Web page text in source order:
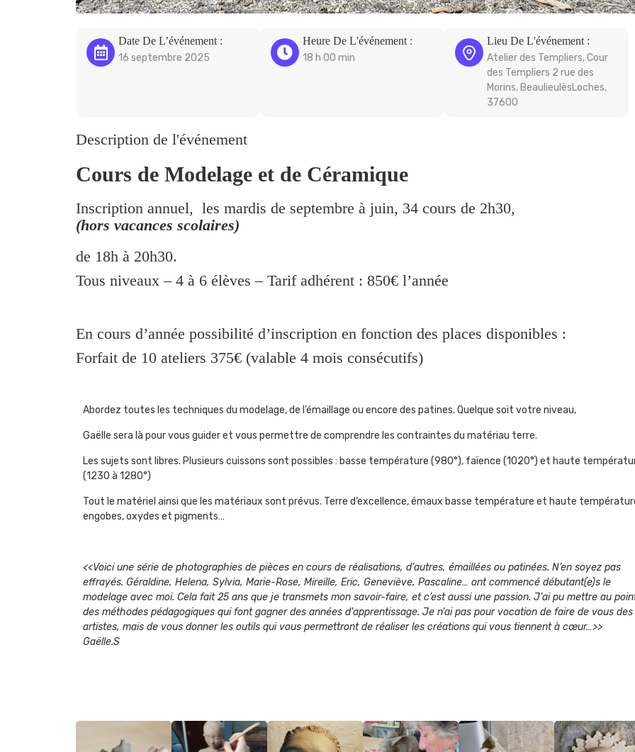
Date De L’événement :
16 septembre 2025
Heure De L'événement :
18 h 00 min
Lieu De L'événement :
Atelier des Templiers, Cour
des Templiers 2 rue des
Morins, BeaulieulèsLoches,
37600
Description de l'événement
Cours de Modelage et de Céramique
Inscription annuel, les mardis de septembre à juin, 34 cours de 2h30,
(hors vacances scolaires)
de 18h à 20h30.
Tous niveaux – 4 à 6 élèves – Tarif adhérent : 850€ l’année
En cours d’année possibilité d’inscription en fonction des places disponibles :
Forfait de 10 ateliers 375€ (valable 4 mois consécutifs)
Abordez toutes les techniques du modelage, de l’émaillage ou encore des patines. Quelque soit votre niveau,
Gaëlle sera là pour vous guider et vous permettre de comprendre les contraintes du matériau terre.
Les sujets sont libres. Plusieurs cuissons sont possibles : basse température (980°), faïence (1020°) et haute
(1230 à 1280°)
Tout le matériel ainsi que les matériaux sont prévus. Terre d’excellence, émaux basse température et haute
engobes, oxydes et pigments…
<<Voici une série de photographies de pièces en cours de réalisations, d’autres, émaillées ou patinées. N’en soyez pas
effrayés. Géraldine, Helena, Sylvia, Marie-Rose, Mireille, Eric, Geneviève, Pascaline… ont commencé débutant(e)s le
modelage avec moi. Cela fait 25 ans que je transmets mon savoir-faire, et c’est aussi une passion. J’ai pu mettre au
des méthodes pédagogiques qui font gagner des années d’apprentissage. Je n’ai pas pour vocation de faire de vous des
artistes, mais de vous donner les outils qui vous permettront de réaliser les créations qui vous tiennent à cœur…>>
Gaëlle.S